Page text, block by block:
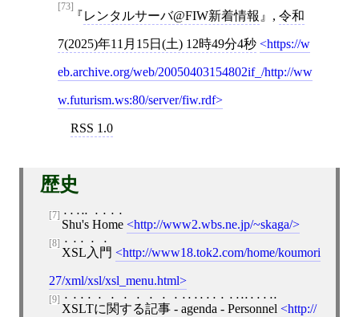
[73]
レンタルサーバ@FIW新着情報 , 令和
7(2025)年11月15日(土) 12時49分4秒 https://w
eb.archive.org/web/20050403154802if_/http://ww
w.futurism.ws:80/server/fiw.rdf
RSS 1.0
歴史
[7]
Shu's Home http://www2.wbs.ne.jp/~skaga/
[8]
XSL入門 http://www18.tok2.com/home/koumori
27/xml/xsl/xsl_menu.html
[9]
XSLTに関する記事 - agenda - Personnel http://